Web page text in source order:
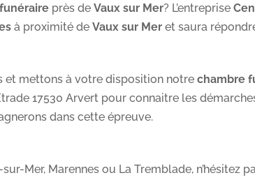
près deVaux sur Mer? L’entreprise
à proximité deVaux sur Mer et saura
et mettons à votre disposition notrechambre
17530 Arvert pour connaitre les
dans cette épreuve.
Mer, Marennes ou La Tremblade, n’hésitez